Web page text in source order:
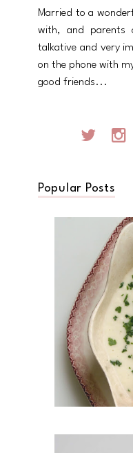
Married to a
with, and parents
talkative and very
on the phone with
good friends...
Popular Posts